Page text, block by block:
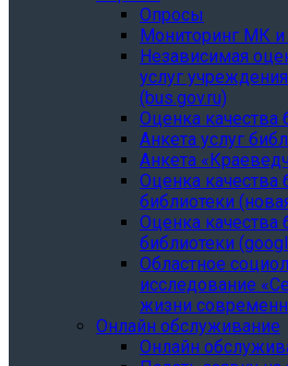
Опросы
Мониторинг МК
Независимая
услуг
(bus.gov.ru)
Оценка качества
Анкета услуг
Анкета
Oценка качества
библиотеки
Oценка качества
библиотеки
Областное
исследование
жизни
Онлайн обслуживание
Онлайн